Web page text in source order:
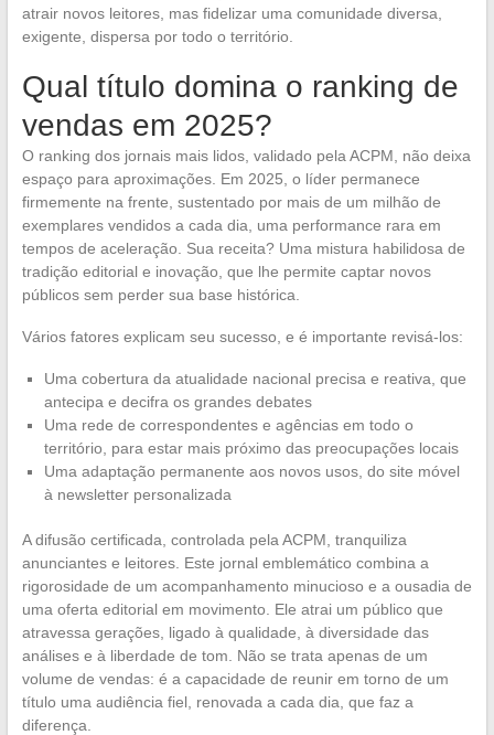
atrair novos leitores, mas fidelizar uma comunidade diversa,
exigente, dispersa por todo o território.
Qual título domina o ranking de
vendas em 2025?
O ranking dos jornais mais lidos, validado pela ACPM, não deixa
espaço para aproximações. Em 2025, o líder permanece
firmemente na frente, sustentado por mais de um milhão de
exemplares vendidos a cada dia, uma performance rara em
tempos de aceleração. Sua receita? Uma mistura habilidosa de
tradição editorial e inovação, que lhe permite captar novos
públicos sem perder sua base histórica.
Vários fatores explicam seu sucesso, e é importante revisá-los:
Uma cobertura da atualidade nacional precisa e reativa, que
antecipa e decifra os grandes debates
Uma rede de correspondentes e agências em todo o
território, para estar mais próximo das preocupações locais
Uma adaptação permanente aos novos usos, do site móvel
à newsletter personalizada
A difusão certificada, controlada pela ACPM, tranquiliza
anunciantes e leitores. Este jornal emblemático combina a
rigorosidade de um acompanhamento minucioso e a ousadia de
uma oferta editorial em movimento. Ele atrai um público que
atravessa gerações, ligado à qualidade, à diversidade das
análises e à liberdade de tom. Não se trata apenas de um
volume de vendas: é a capacidade de reunir em torno de um
título uma audiência fiel, renovada a cada dia, que faz a
diferença.